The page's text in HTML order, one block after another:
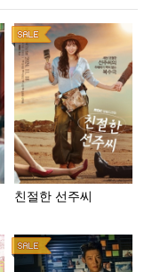
친절한 선주씨